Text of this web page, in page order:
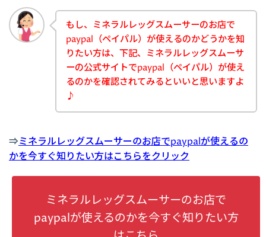
もし、ミネラルレッグスムーサーのお店で
paypal（ペイパル）が使えるのかどうかを知
りたい方は、下記、ミネラルレッグスムーサ
ーの公式サイトでpaypal（ペイパル）が使え
るのかを確認されてみるといいと思いますよ
♪
⇒ミネラルレッグスムーサーのお店でpaypalが使えるの
かを今すぐ知りたい方はこちらをクリック
ミネラルレッグスムーサーのお店で
paypalが使えるのかを今すぐ知りたい方